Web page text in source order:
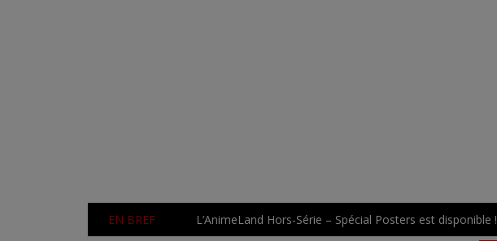
EN BREF L’AnimeLand Hors-Série – Spécial Posters est disponible !